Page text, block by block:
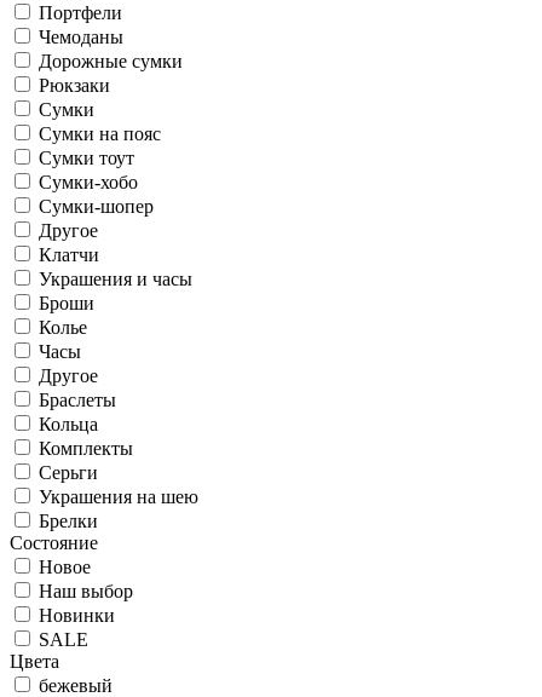
Портфели
Чемоданы
Дорожные сумки
Рюкзаки
Сумки
Сумки на пояс
Сумки тоут
Сумки-хобо
Сумки-шопер
Другое
Клатчи
Украшения и часы
Броши
Колье
Часы
Другое
Браслеты
Кольца
Комплекты
Серьги
Украшения на шею
Брелки
Состояние
Новое
Наш выбор
Новинки
SALE
Цвета
бежевый